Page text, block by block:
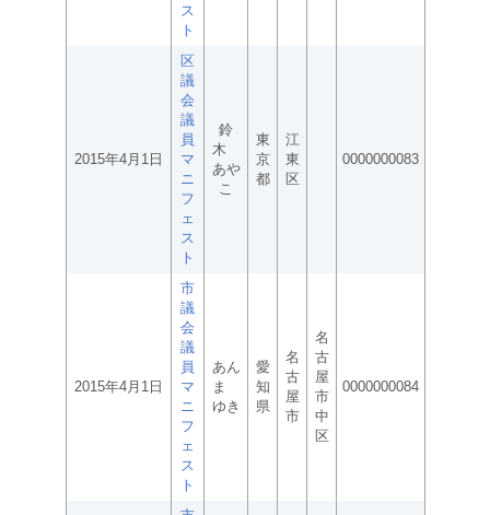
ス
ト
2015年4月1日
区
議
会
議
員
マ
ニ
フ
ェ
ス
ト
鈴
木
あや
こ
東
京
都
江
東
区
0000000083
2015年4月1日
市
議
会
議
員
マ
ニ
フ
ェ
ス
ト
あん
ま
ゆき
愛
知
県
名
古
屋
市
名
古
屋
市
中
区
0000000084